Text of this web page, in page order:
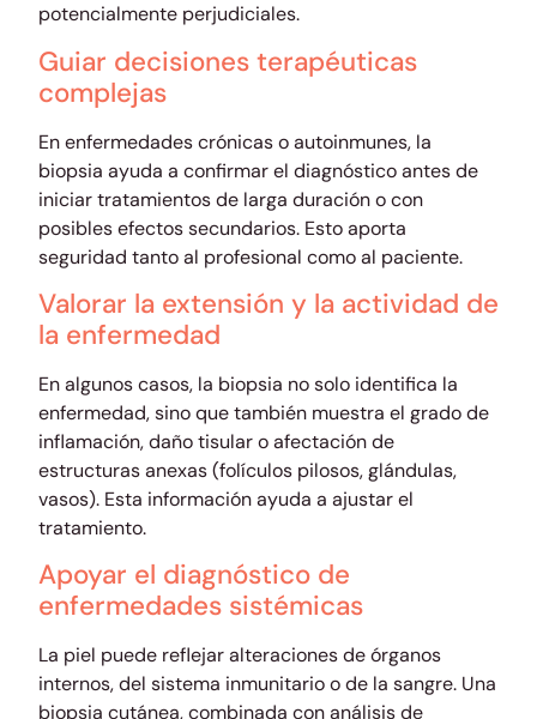
potencialmente perjudiciales.
Guiar decisiones terapéuticas
complejas
En enfermedades crónicas o autoinmunes, la
biopsia ayuda a confirmar el diagnóstico antes de
iniciar tratamientos de larga duración o con
posibles efectos secundarios. Esto aporta
seguridad tanto al profesional como al paciente.
Valorar la extensión y la actividad de
la enfermedad
En algunos casos, la biopsia no solo identifica la
enfermedad, sino que también muestra el grado de
inflamación, daño tisular o afectación de
estructuras anexas (folículos pilosos, glándulas,
vasos). Esta información ayuda a ajustar el
tratamiento.
Apoyar el diagnóstico de
enfermedades sistémicas
La piel puede reflejar alteraciones de órganos
internos, del sistema inmunitario o de la sangre. Una
biopsia cutánea, combinada con análisis de